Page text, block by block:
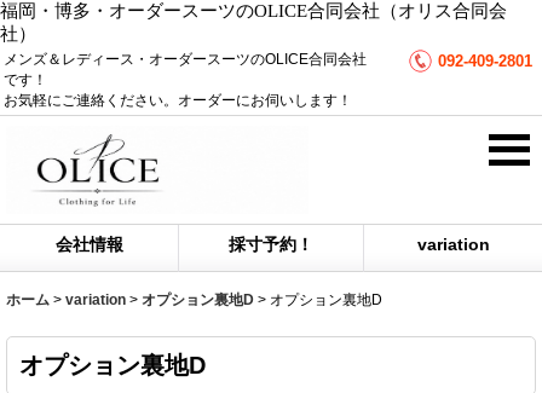
福岡・博多・オーダースーツのOLICE合同会社（オリス合同会
社）
メンズ＆レディース・オーダースーツのOLICE合同会社
です！
お気軽にご連絡ください。オーダーにお伺いします！
092-409-2801
会社情報 採寸予約！ variation
ホーム > variation > オプション裏地D > オプション裏地D
オプション裏地D